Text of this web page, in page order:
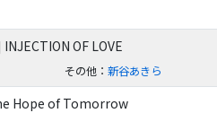
OF LOVE
その他 ：新谷あきら
Hope of Tomorrow